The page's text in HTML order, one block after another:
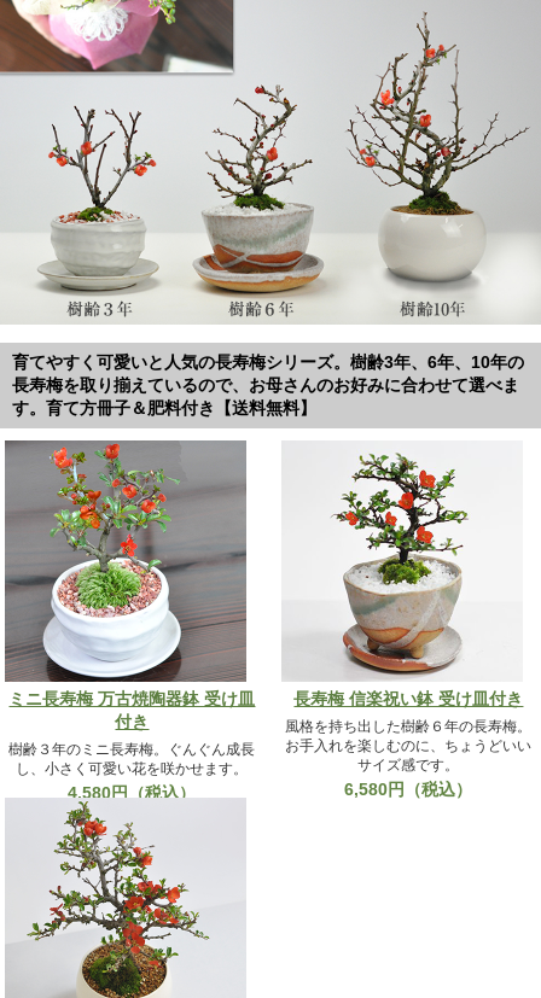
育てやすく可愛いと人気の長寿梅シリーズ。樹齢3年、6年、10年の
長寿梅を取り揃えているので、お母さんのお好みに合わせて選べま
す。育て方冊子＆肥料付き【送料無料】
ミニ長寿梅 万古焼陶器鉢 受け皿
付き
樹齢３年のミニ長寿梅。ぐんぐん成長
し、小さく可愛い花を咲かせます。
4,580円（税込）
長寿梅 信楽祝い鉢 受け皿付き
風格を持ち出した樹齢６年の長寿梅。
お手入れを楽しむのに、ちょうどいい
サイズ感です。
6,580円（税込）